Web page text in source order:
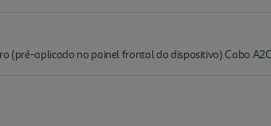
(pré-aplicado no painel frontal do dispositivo) Cabo